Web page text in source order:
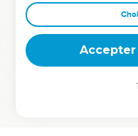
Et l'un d'eux, nommé
l'Esprit qu'il y aurait une
qui arriva en effet sous
Et les disciples